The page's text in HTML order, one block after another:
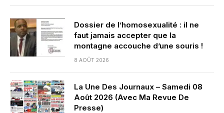
Dossier de l’homosexualité : il ne
faut jamais accepter que la
montagne accouche d’une souris !
8 AOÛT 2026
La Une Des Journaux – Samedi 08
Août 2026 (Avec Ma Revue De
Presse)